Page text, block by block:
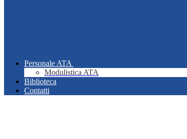
Personale ATA
Modulistica ATA
Biblioteca
Contatti